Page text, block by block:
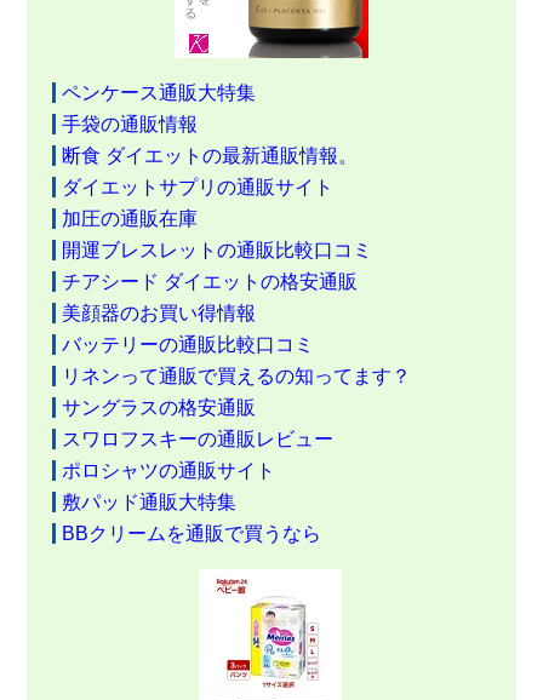
ペンケース通販大特集
手袋の通販情報
断食 ダイエットの最新通販情報。
ダイエットサプリの通販サイト
加圧の通販在庫
開運ブレスレットの通販比較口コミ
チアシード ダイエットの格安通販
美顔器のお買い得情報
バッテリーの通販比較口コミ
リネンって通販で買えるの知ってます？
サングラスの格安通販
スワロフスキーの通販レビュー
ポロシャツの通販サイト
敷パッド通販大特集
BBクリームを通販で買うなら